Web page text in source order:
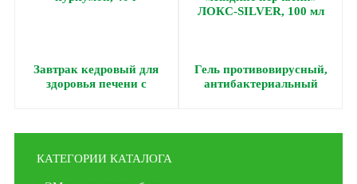
Завтрак кедровый для
здоровья печени с
Гель противовирусный,
антибактериальный
КАТЕГОРИИ КАТАЛОГА